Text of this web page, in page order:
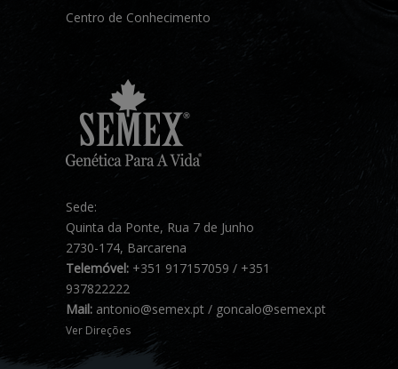
Centro de Conhecimento
Sede:
Quinta da Ponte, Rua 7 de Junho
2730-174, Barcarena
Telemóvel: +351 917157059 / +351
937822222
Mail: antonio@semex.pt / goncalo@semex.pt
Ver Direções